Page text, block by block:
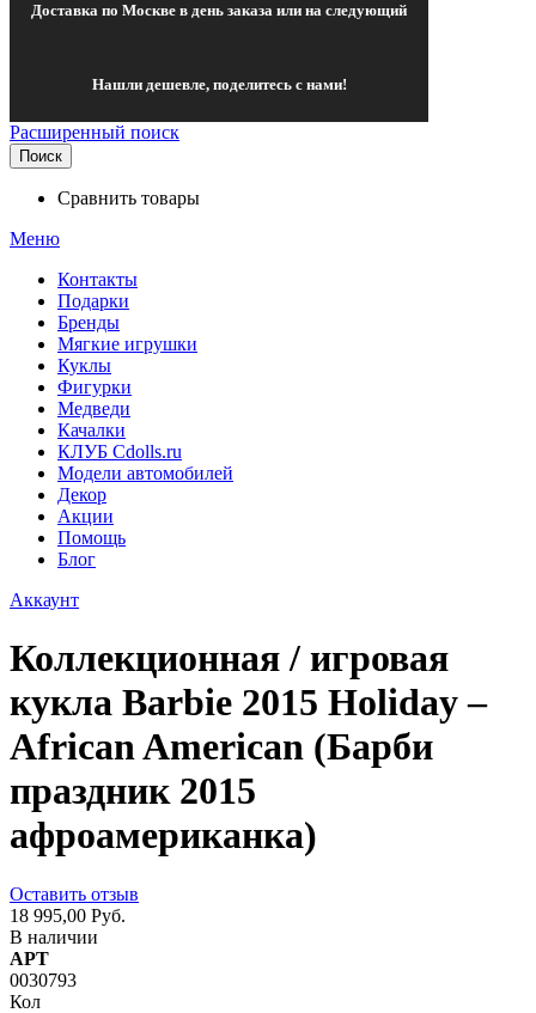
Доставка по Москве в день заказа или на следующий
Нашли дешевле, поделитесь с нами!
Расширенный поиск
Поиск
Сравнить товары
Меню
Контакты
Подарки
Бренды
Мягкие игрушки
Куклы
Фигурки
Медведи
Качалки
КЛУБ Cdolls.ru
Модели автомобилей
Декор
Акции
Помощь
Блог
Аккаунт
Коллекционная / игровая
кукла Barbie 2015 Holiday –
African American (Барби
праздник 2015
афроамериканка)
Оставить отзыв
18 995,00 Руб.
В наличии
АРТ
0030793
Кол